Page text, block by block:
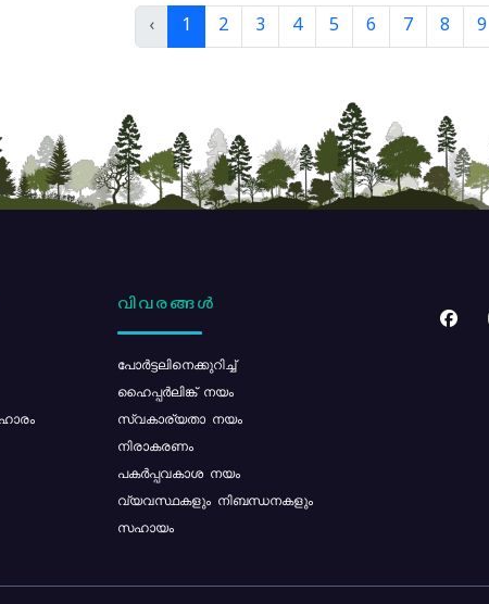
‹ 1 2 3 4 5 6 7 8 9
വിവരങ്ങൾ
പോര്‍ട്ടലിനെക്കുറിച്ച്
ഹൈപ്പർലിങ്ക് നയം
സ്വകാര്യതാ നയം
നിരാകരണം
പകർപ്പവകാശ നയം
വ്യവസ്ഥകളും നിബന്ധനകളും
സഹായം